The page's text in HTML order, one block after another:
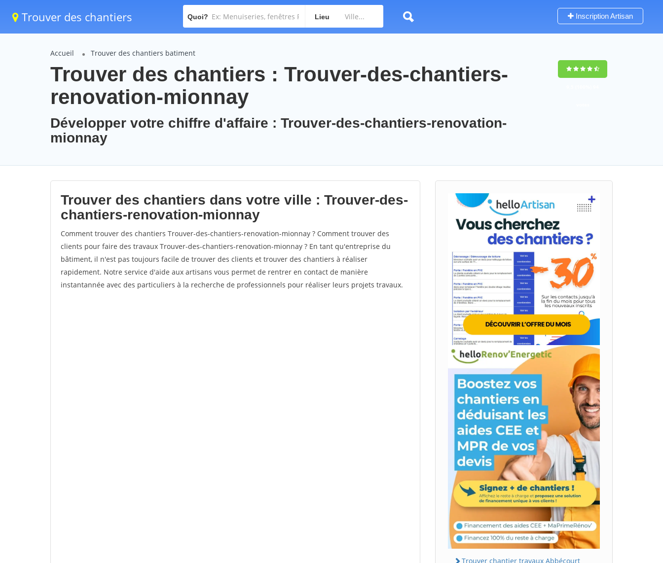
Trouver des chantiers Quoi? Lieu Inscription Artisan
Accueil Trouver des chantiers batiment
Trouver des chantiers : Trouver-des-chantiers-
renovation-mionnay
Développer votre chiffre d'affaire : Trouver-des-chantiers-renovation-
mionnay
Trouver des chantiers dans votre ville : Trouver-des-
chantiers-renovation-mionnay
Comment trouver des chantiers Trouver-des-chantiers-renovation-mionnay ? Comment trouver des
clients pour faire des travaux Trouver-des-chantiers-renovation-mionnay ? En tant qu'entreprise du
bâtiment, il n'est pas toujours facile de trouver des clients et trouver des chantiers à réaliser
rapidement. Notre service d'aide aux artisans vous permet de rentrer en contact de manière
instantannée avec des particuliers à la recherche de professionnels pour réaliser leurs projets travaux.
Trouver chantier travaux Abbécourt